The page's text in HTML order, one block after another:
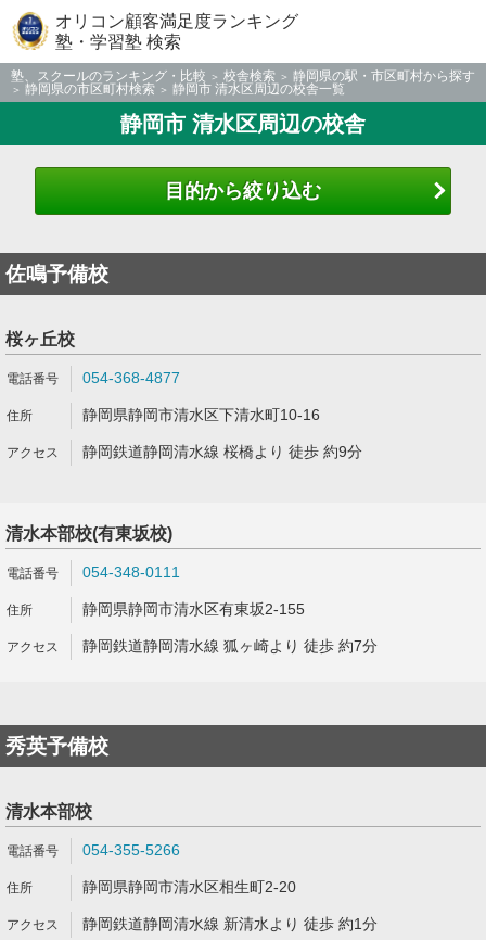
オリコン顧客満足度ランキング
塾・学習塾 検索
塾、スクールのランキング・比較 校舎検索
静岡県の駅・市区町村から探す
静岡県の市区町村検索
静岡市 清水区周辺の校舎一覧
静岡市 清水区周辺の校舎
目的から絞り込む
佐鳴予備校
桜ヶ丘校
054-368-4877
静岡県静岡市清水区下清水町10-16
静岡鉄道静岡清水線 桜橋より 徒歩 約9分
清水本部校(有東坂校)
054-348-0111
静岡県静岡市清水区有東坂2-155
静岡鉄道静岡清水線 狐ヶ崎より 徒歩 約7分
秀英予備校
清水本部校
054-355-5266
静岡県静岡市清水区相生町2-20
静岡鉄道静岡清水線 新清水より 徒歩 約1分